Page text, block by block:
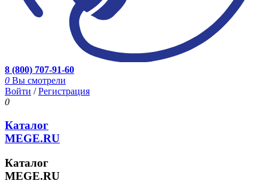
8 (800) 707-91-60
0 Вы смотрели
Войти /Регистрация
0
Каталог
MEGE.RU
Каталог
MEGE.RU